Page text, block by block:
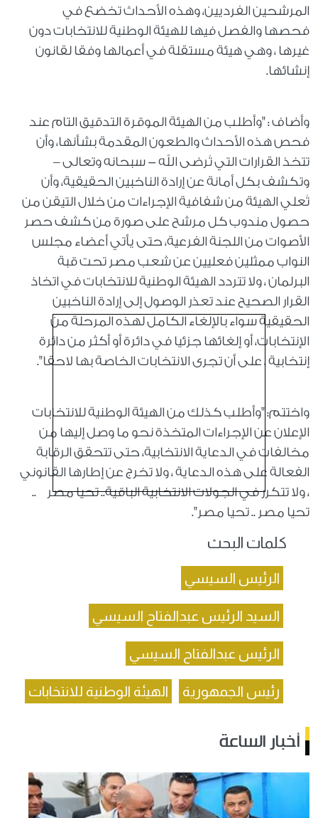
المرشحين الفرديين، وهذه الأحداث تخضع في
فحصها والفصل فيها للهيئة الوطنية للانتخابات دون
غيرها ، وهي هيئة مستقلة في أعمالها وفقا لقانون
إنشائها.
وأضاف : "وأطلب من الهيئة الموقرة التدقيق التام عند
فحص هذه الأحداث والطعون المقدمة بشأنها، وأن
تتخذ القرارات التي تُرضى الله - سبحانه وتعالى –
وتكشف بكل أمانة عن إرادة الناخبين الحقيقية، وأن
تُعلي الهيئة من شفافية الإجراءات من خلال التيقن من
حصول مندوب كل مرشح على صورة من كشف حصر
الأصوات من اللجنة الفرعية، حتى يأتي أعضاء مجلس
النواب ممثلين فعليين عن شعب مصر تحت قبة
البرلمان ، ولا تتردد الهيئة الوطنية للانتخابات في اتخاذ
القرار الصحيح عند تعذر الوصول إلى إرادة الناخبين
الحقيقية سواء بالإلغاء الكامل لهذه المرحلة من
الإنتخابات، أو إلغائها جزئيا في دائرة أو أكثر من دائرة
إنتخابية ، على أن تجرى الانتخابات الخاصة بها لاحقا".
واختتم: "وأطلب كذلك من الهيئة الوطنية للانتخابات
الإعلان عن الإجراءات المتخذة نحو ما وصل إليها من
مخالفات في الدعاية الانتخابية، حتى تتحقق الرقابة
الفعالة على هذه الدعاية ، ولا تخرج عن إطارها القانوني
، ولا تتكرر في الجولات الانتخابية الباقية.. تحيا مصر ..
تحيا مصر .. تحيا مصر".
كلمات البحث
الرئيس السيسي
السيد الرئيس عبدالفتاح السيسي
الرئيس عبدالفتاح السيسي
رئيس الجمهورية الهيئة الوطنية للانتخابات
أخبار الساعة